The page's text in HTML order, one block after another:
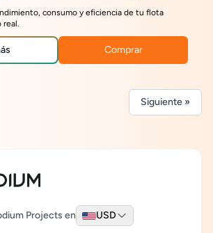
consumo y eficiencia de tu flota
real.
Comprar
Siguiente »
Projects en USD